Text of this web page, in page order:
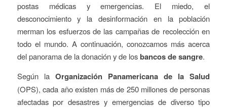
postas médicas y emergencias. El miedo, el
desconocimiento y la desinformación en la población
merman los esfuerzos de las campañas de recolección en
todo el mundo. A continuación, conozcamos más acerca
del panorama de la donación y de los bancos de sangre.
Según la Organización Panamericana de la Salud
(OPS), cada año existen más de 250 millones de personas
afectadas por desastres y emergencias de diverso tipo